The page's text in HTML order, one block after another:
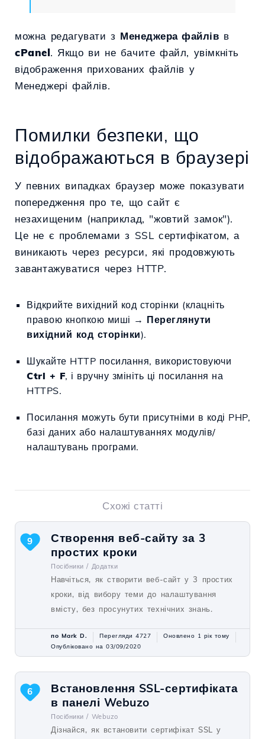
можна редагувати з Менеджера файлів в
cPanel. Якщо ви не бачите файл, увімкніть
відображення прихованих файлів у
Менеджері файлів.
Помилки безпеки, що
відображаються в браузері
У певних випадках браузер може показувати
попередження про те, що сайт є
незахищеним (наприклад, "жовтий замок").
Це не є проблемами з SSL сертифікатом, а
виникають через ресурси, які продовжують
завантажуватися через HTTP.
Відкрийте вихідний код сторінки (клацніть
правою кнопкою миші → Переглянути
вихідний код сторінки).
Шукайте HTTP посилання, використовуючи
Ctrl + F, і вручну змініть ці посилання на
HTTPS.
Посилання можуть бути присутніми в коді PHP,
базі даних або налаштуваннях модулів/
налаштувань програми.
Схожі статті
Створення веб-сайту за 3
простих кроки
Посібники / Додатки
Навчіться, як створити веб-сайт у 3 простих
кроки, від вибору теми до налаштування
вмісту, без просунутих технічних знань.
9
по Mark D. Перегляди 4727
Оновлено 1 рік тому
Опубліковано на 03/09/2020
Встановлення SSL-сертифіката
в панелі Webuzo
Посібники / Webuzo
Дізнайся, як встановити сертифікат SSL у
6